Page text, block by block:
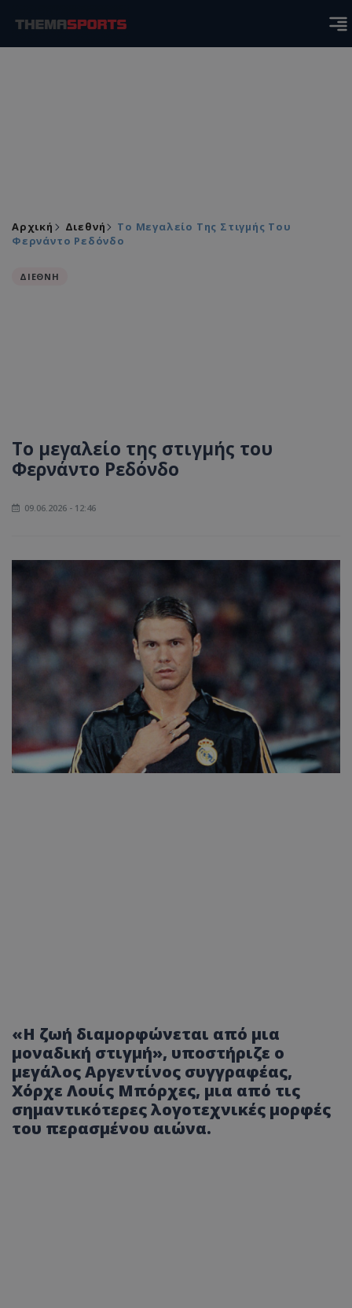
Αρχική Διεθνή
Το Μεγαλείο Της Στιγμής Του
Φερνάντο Ρεδόνδο
ΔΙΕΘΝΗ
Το μεγαλείο της στιγμής του
Φερνάντο Ρεδόνδο
09.06.2026 - 12:46
«Η ζωή διαμορφώνεται από μια
μοναδική στιγμή», υποστήριζε ο
μεγάλος Αργεντίνος συγγραφέας,
Χόρχε Λουίς Μπόρχες, μια από τις
σημαντικότερες λογοτεχνικές μορφές
του περασμένου αιώνα.